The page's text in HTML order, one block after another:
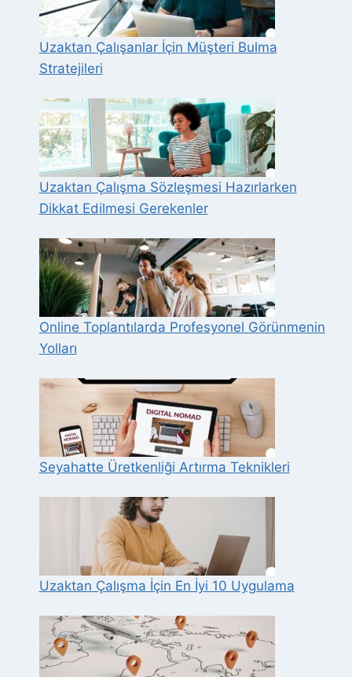
Uzaktan Çalışanlar İçin Müşteri Bulma
Stratejileri
Uzaktan Çalışma Sözleşmesi Hazırlarken
Dikkat Edilmesi Gerekenler
Online Toplantılarda Profesyonel Görünmenin
Yolları
Seyahatte Üretkenliği Artırma Teknikleri
Uzaktan Çalışma İçin En İyi 10 Uygulama